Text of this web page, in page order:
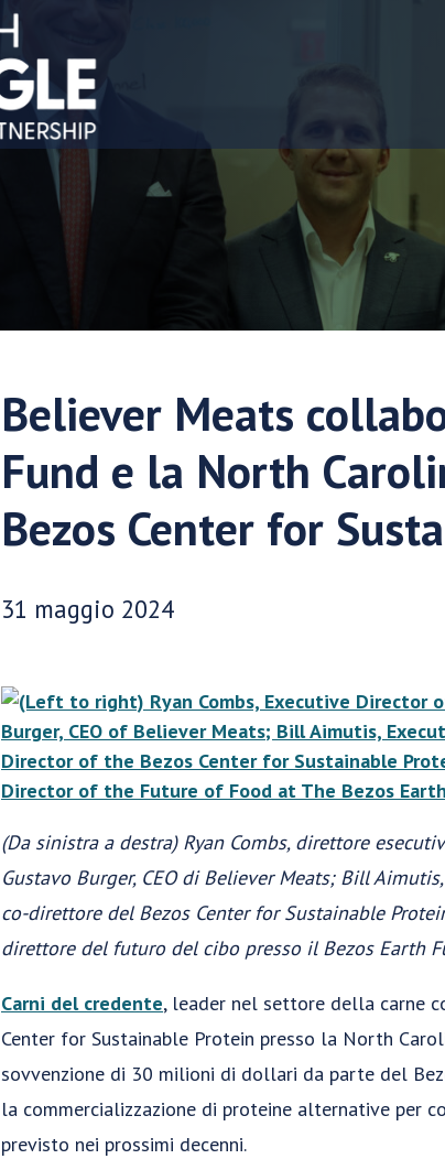
Believer Meats
Fund e la North
Bezos Center for
Data di pubblicazione:
31 maggio 2024
(Da sinistra a destra) Ryan Combs, direttore
Gustavo Burger, CEO di Believer Meats; Bill
co-direttore del Bezos Center for Sustainable
direttore del futuro del cibo presso il Bezos Earth
Carni del credente, leader nel settore della carne
Center for Sustainable Protein presso la North
sovvenzione di 30 milioni di dollari da parte del
la commercializzazione di proteine alternative per
previsto nei prossimi decenni.